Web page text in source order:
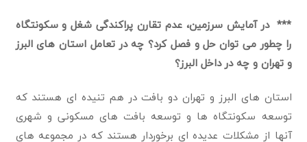
*** در آمایش سرزمین، عدم تقارن پراکندگی شغل و سکونتگاه
را چطور می توان حل و فصل کرد؟ چه در تعامل استان های البرز
و تهران و چه در داخل البرز؟
استان های البرز و تهران دو بافت در هم تنیده ای هستند که
توسعه سکونتگاه ها و توسعه بافت های مسکونی و شهری
آنها از مشکلات عدیده ای برخوردار هستند که در مجموعه های